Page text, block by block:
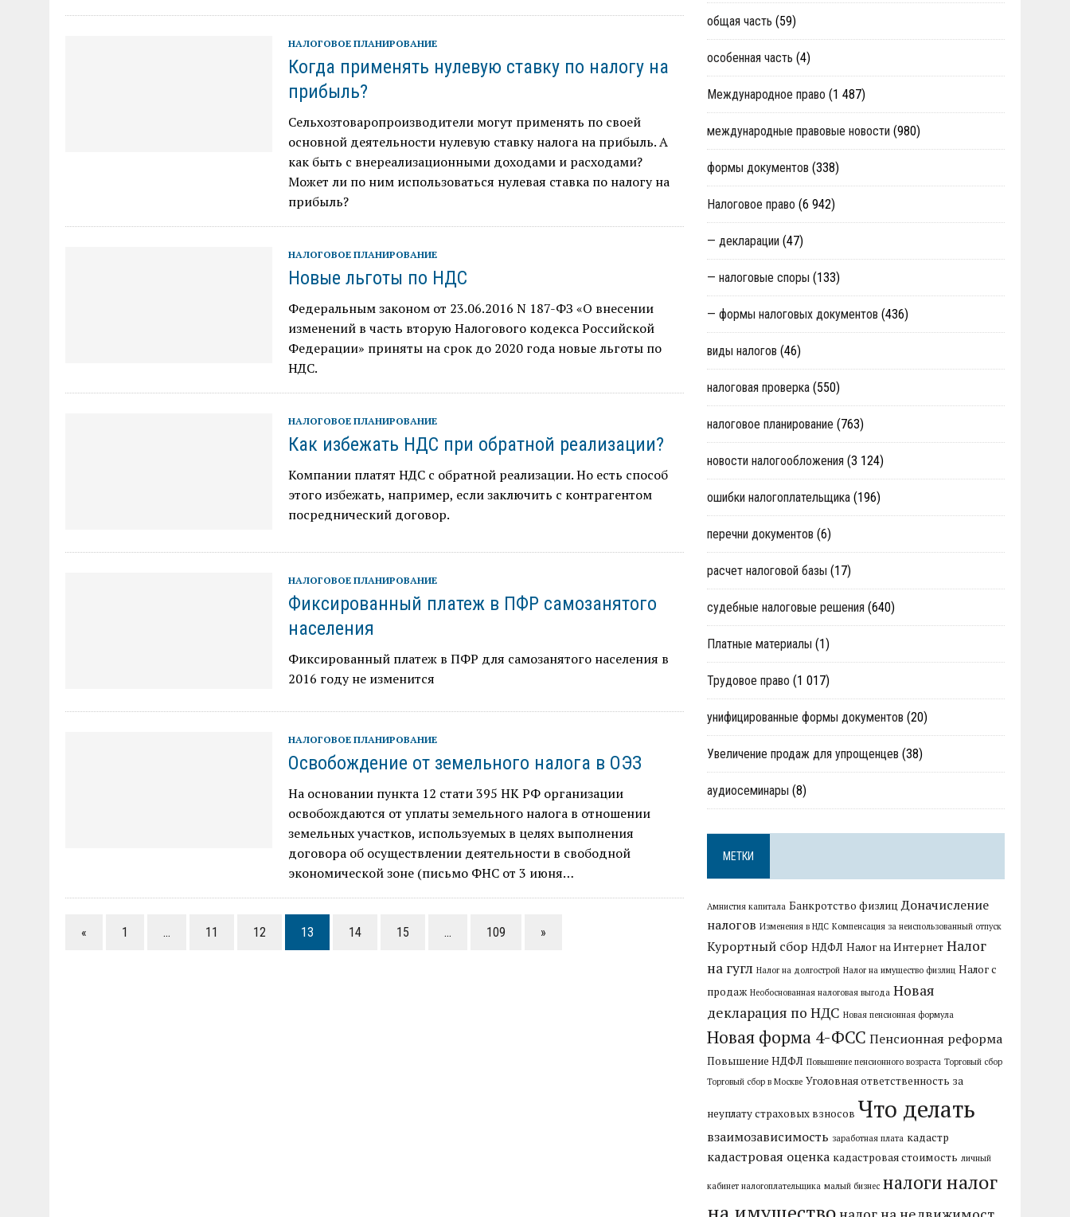
НАЛОГОВОЕ ПЛАНИРОВАНИЕ
Когда применять нулевую ставку по налогу на
прибыль?
Сельхозтоваропроизводители могут применять по своей
основной деятельности нулевую ставку налога на прибыль. А
как быть с внереализационными доходами и расходами?
Может ли по ним использоваться нулевая ставка по налогу на
прибыль?
НАЛОГОВОЕ ПЛАНИРОВАНИЕ
Новые льготы по НДС
Федеральным законом от 23.06.2016 N 187-ФЗ «О внесении
изменений в часть вторую Налогового кодекса Российской
Федерации» приняты на срок до 2020 года новые льготы по
НДС.
НАЛОГОВОЕ ПЛАНИРОВАНИЕ
Как избежать НДС при обратной реализации?
Компании платят НДС с обратной реализации. Но есть способ
этого избежать, например, если заключить с контрагентом
посреднический договор.
НАЛОГОВОЕ ПЛАНИРОВАНИЕ
Фиксированный платеж в ПФР самозанятого
населения
Фиксированный платеж в ПФР для самозанятого населения в
2016 году не изменится
НАЛОГОВОЕ ПЛАНИРОВАНИЕ
Освобождение от земельного налога в ОЭЗ
На основании пункта 12 стати 395 НК РФ организации
освобождаются от уплаты земельного налога в отношении
земельных участков, используемых в целях выполнения
договора об осуществлении деятельности в свободной
экономической зоне (письмо ФНС от 3 июня…
« 1 … 11 12 13 14 15 … 109 »
общая часть (59)
особенная часть (4)
Международное право (1 487)
международные правовые новости (980)
формы документов (338)
Налоговое право (6 942)
— декларации (47)
— налоговые споры (133)
— формы налоговых документов (436)
виды налогов (46)
налоговая проверка (550)
налоговое планирование (763)
новости налогообложения (3 124)
ошибки налогоплательщика (196)
перечни документов (6)
расчет налоговой базы (17)
судебные налоговые решения (640)
Платные материалы (1)
Трудовое право (1 017)
унифицированные формы документов (20)
Увеличение продаж для упрощенцев (38)
аудиосеминары (8)
МЕТКИ
Амнистия капитала Банкротство физлиц Доначисление
налогов Изменения в НДС Компенсация за неиспользованный отпуск
Курортный сбор НДФЛ Налог на Интернет Налог
на гугл Налог на долгострой Налог на имущество физлиц Налог с
продаж Необоснованная налоговая выгода Новая
декларация по НДС Новая пенсионная формула
Новая форма 4-ФСС Пенсионная реформа
Повышение НДФЛ Повышение пенсионного возраста Торговый сбор
Торговый сбор в Москве Уголовная ответственность за
неуплату страховых взносов Что делать
взаимозависимость заработная плата кадастр
кадастровая оценка кадастровая стоимость личный
кабинет налогоплательщика малый бизнес налоги налог